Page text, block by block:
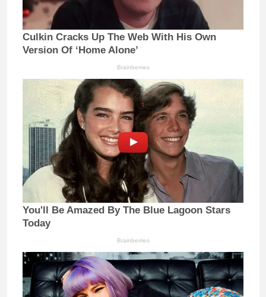
Culkin Cracks Up The Web With His Own
Version Of ‘Home Alone’
Brainberries
You'll Be Amazed By The Blue Lagoon Stars
Today
Brainberries